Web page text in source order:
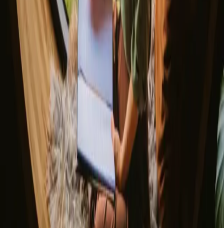
Om os
Kundecenter
Bålfortællinger
Eventyrfortællinger
Har du et unikt opholdssted?
Henvis en vært
Afbestillingspolitik
Lad os inspirere dig med de mest unikke getaways
Fornavn
E-mail
Tilmeld dig
Ved tilmelding accepterer du, at vi må sende dig inspiration og
guider. Du kan altid afmelde dig. Læs vores
privatlivspolitik
Download vores app til både værter og gæster!
© 2026 Campanyon AS. All rights reserved.
Vilkår og betingelser
Privatlivspolitik